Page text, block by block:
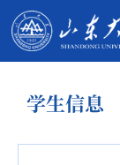
学生信息